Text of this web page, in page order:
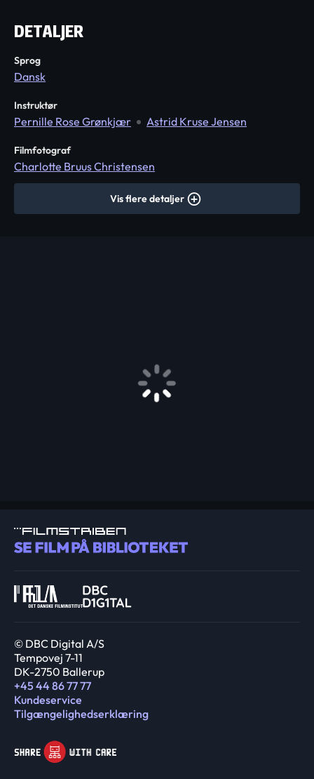
DETALJER
Sprog
Dansk
Instruktør
Pernille Rose Grønkjær Astrid Kruse Jensen
Filmfotograf
Charlotte Bruus Christensen
Vis flere detaljer
© DBC Digital A/S
Tempovej 7-11
DK-2750 Ballerup
+45 44 86 77 77
Kundeservice
Tilgængelighedserklæring